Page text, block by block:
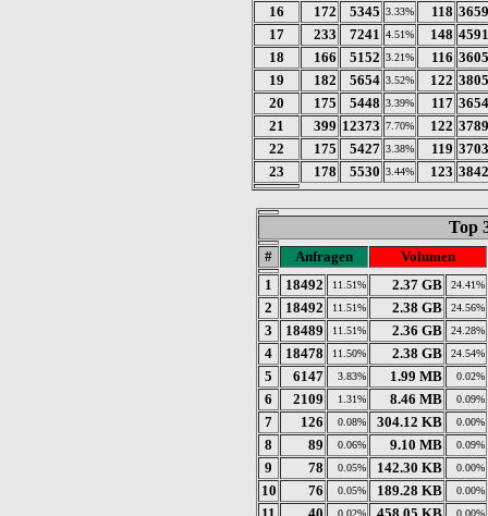
16 172 5345 3.33% 118 3659
17
233 7241 4.51% 148 4591
18
166 5152 3.21% 116 3605
19
182 5654 3.52% 122 3805
20
175 5448 3.39% 117 3654
21
399 12373 7.70% 122 3789
22
175 5427 3.38% 119 3703
23
178 5530 3.44% 123 3842
Top
# Anfragen
Volumen
1
18492 11.51% 2.37 GB 24.41%
2 18492 11.51% 2.38 GB 24.56%
3 18489 11.51% 2.36 GB 24.28%
4 18478 11.50% 2.38 GB 24.54%
5 6147 3.83% 1.99 MB 0.02%
6 2109 1.31% 8.46 MB 0.09%
7 126 0.08% 304.12 KB 0.00%
8 89 0.06% 9.10 MB 0.09%
9 78 0.05% 142.30 KB 0.00%
10 76 0.05% 189.28 KB 0.00%
0.02% 0.00%